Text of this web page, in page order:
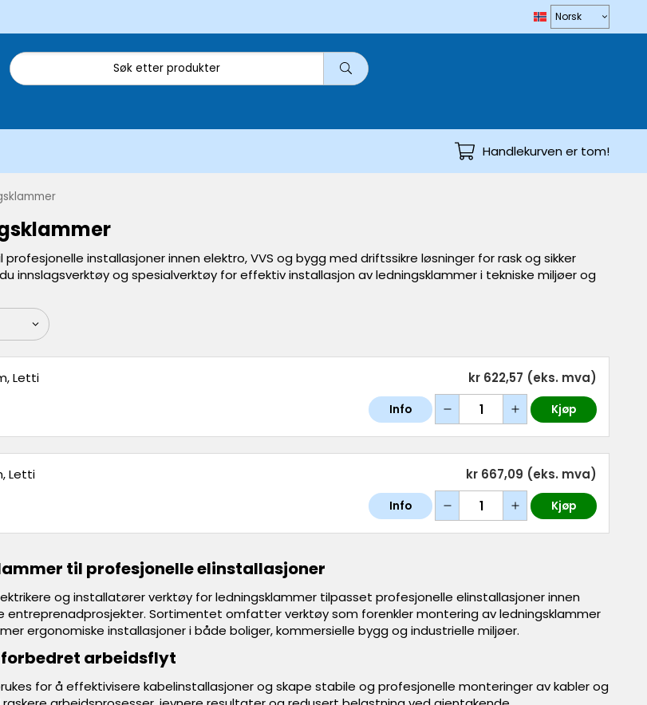
Handlekurven er tom!
installasjoner innen elektro, VVS og bygg med driftssikre løsninger for rask og sikker
innslagsverktøy og spesialverktøy for effektiv installasjon av ledningsklammer i tekniske miljøer og
Letti kr 622,57 (eks. mva)
Info Kjøp
Letti kr 667,09 (eks. mva)
Info Kjøp
til profesjonelle elinstallasjoner
og installatører verktøy for ledningsklammer tilpasset profesjonelle elinstallasjoner innen
entreprenadprosjekter. Sortimentet omfatter verktøy som forenkler montering av ledningsklammer
ergonomiske installasjoner i både boliger, kommersielle bygg og industrielle miljøer.
arbeidsflyt
for å effektivisere kabelinstallasjoner og skape stabile og profesjonelle monteringer av kabler og